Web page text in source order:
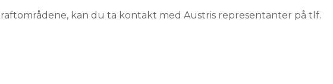
kan du ta kontakt med Austris representanter på tlf.